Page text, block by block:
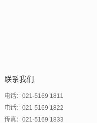
联系我们
电话：021-5169 1811
电话：021-5169 1822
传真：021-5169 1833